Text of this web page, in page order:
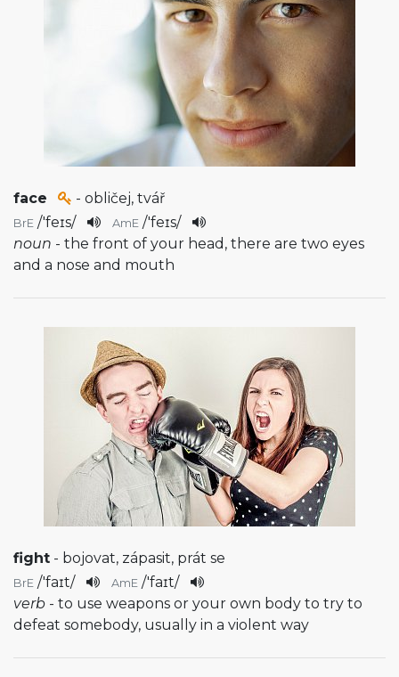
face - obličej, tvář
BrE /'feɪs/ AmE /'feɪs/
noun - the front of your head, there are two eyes
and a nose and mouth
fight - bojovat, zápasit, prát se
BrE /'faɪt/ AmE /'faɪt/
verb - to use weapons or your own body to try to
defeat somebody, usually in a violent way